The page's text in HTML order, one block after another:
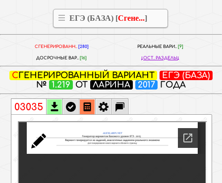
ЕГЭ (БАЗА) [Сгене...]
СГЕНЕРИРОВАНН.. [280] РЕАЛЬНЫЕ ВАРИ.. [9]
ДОСРОЧНЫЕ ВАР.. [16] ОСТ. РАЗДЕЛЫ
СГЕНЕРИРОВАННЫЙ ВАРИАНТ
ЕГЭ (БАЗА)
№ 1.219 ОТ ЛАРИНА 2017 ГОДА
03035